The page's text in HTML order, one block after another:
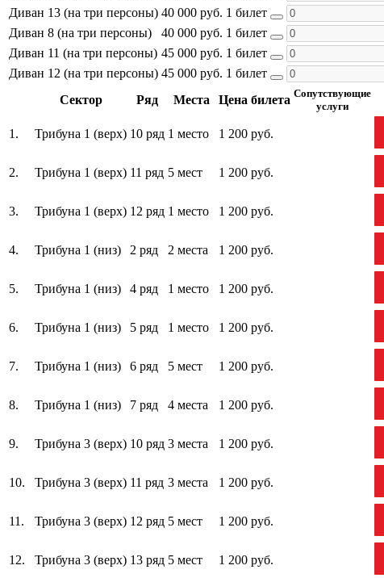
Диван 13 (на три персоны) 40 000 руб. 1 билет
Диван 8 (на три персоны)
40 000 руб. 1 билет
Диван 11 (на три персоны) 45 000 руб. 1 билет
Диван 12 (на три персоны) 45 000 руб. 1 билет
Сектор
Ряд Места Цена билета Сопутствующие
услуги
1. Трибуна 1 (верх) 10 ряд 1 место 1 200 руб.
2. Трибуна 1 (верх) 11 ряд 5 мест 1 200 руб.
3. Трибуна 1 (верх) 12 ряд 1 место 1 200 руб.
4. Трибуна 1 (низ) 2 ряд 2 места 1 200 руб.
5. Трибуна 1 (низ) 4 ряд 1 место 1 200 руб.
6. Трибуна 1 (низ) 5 ряд 1 место 1 200 руб.
7. Трибуна 1 (низ) 6 ряд 5 мест 1 200 руб.
8. Трибуна 1 (низ) 7 ряд 4 места 1 200 руб.
9. Трибуна 3 (верх) 10 ряд 3 места 1 200 руб.
10. Трибуна 3 (верх) 11 ряд 3 места 1 200 руб.
11. Трибуна 3 (верх) 12 ряд 5 мест 1 200 руб.
12. Трибуна 3 (верх) 13 ряд 5 мест 1 200 руб.